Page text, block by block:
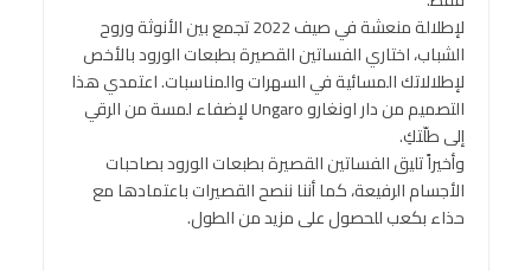
لإطلالة منعشة في صيف 2022 تجمع بين الأنوثة وروح
الشباب، اختاري الفساتين القصيرة بطبعات الورود بالأخص
لإطلالاتك المسائية في السهرات والمناسبات. اعتمدي هذا
التصميم من دار اونغارو Ungaro لإضفاء لمسة من الرقي
إلى طلّتكِ.
وأخيراً تليق الفساتين القصيرة بطبعات الورود بصاحبات
الأجسام الرفيعة، كما أننا ننصح القصيرات باعتمادها مع
حذاء بكعب للحصول على مزيد من الطول.